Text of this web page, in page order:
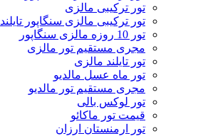
تور ترکیبی مالزی
تور ترکیبی مالزی سنگاپور تایلند
تور 10 روزه مالزی سنگاپور
مجری مستقیم تور مالزی
تور تایلند مالزی
تور ماه عسل مالدیو
مجری مستقیم تور مالدیو
تور لوکس بالی
قیمت تور ماکائو
تور ارمنستان ارزان